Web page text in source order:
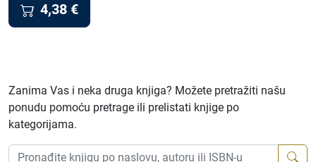
4,38 €
Zanima Vas i neka druga knjiga? Možete pretražiti našu
ponudu pomoću pretrage ili prelistati knjige po
kategorijama.